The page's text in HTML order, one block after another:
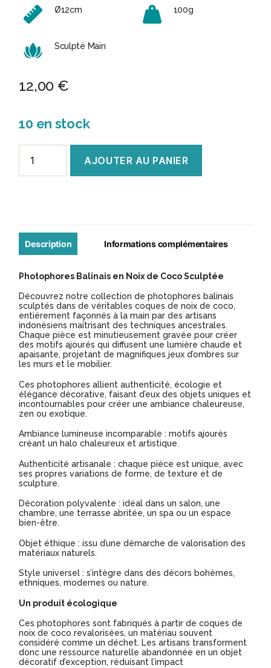
Ø12cm
Sculpté Main
100g
12,00 €
10 en stock
Coco
AJOUTER AU PANIER
Description Informations complémentaires
Photophores Balinais en Noix de Coco Sculptée
Découvrez notre collection de photophores balinais
sculptés dans de véritables coques de noix de coco,
entièrement façonnés à la main par des artisans
indonésiens maîtrisant des techniques ancestrales.
Chaque pièce est minutieusement gravée pour créer
des motifs ajourés qui diffusent une lumière chaude et
apaisante, projetant de magnifiques jeux d’ombres sur
les murs et le mobilier.
Ces photophores allient authenticité, écologie et
élégance décorative, faisant d’eux des objets uniques et
incontournables pour créer une ambiance chaleureuse,
zen ou exotique.
Ambiance lumineuse incomparable : motifs ajourés
créant un halo chaleureux et artistique.
Authenticité artisanale : chaque pièce est unique, avec
ses propres variations de forme, de texture et de
sculpture.
Décoration polyvalente : idéal dans un salon, une
chambre, une terrasse abritée, un spa ou un espace
bien-être.
Objet éthique : issu d’une démarche de valorisation des
matériaux naturels.
Style universel : s’intègre dans des décors bohèmes,
ethniques, modernes ou nature.
Un produit écologique
Ces photophores sont fabriqués à partir de coques de
noix de coco revalorisées, un matériau souvent
considéré comme un déchet. Les artisans transforment
donc une ressource naturelle abandonnée en un objet
décoratif d’exception, réduisant l’impact